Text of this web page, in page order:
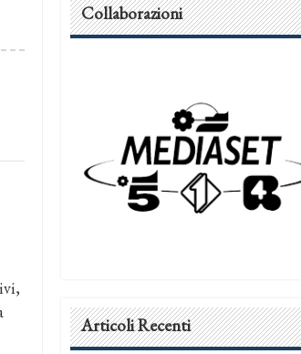
Collaborazioni
Articoli Recenti